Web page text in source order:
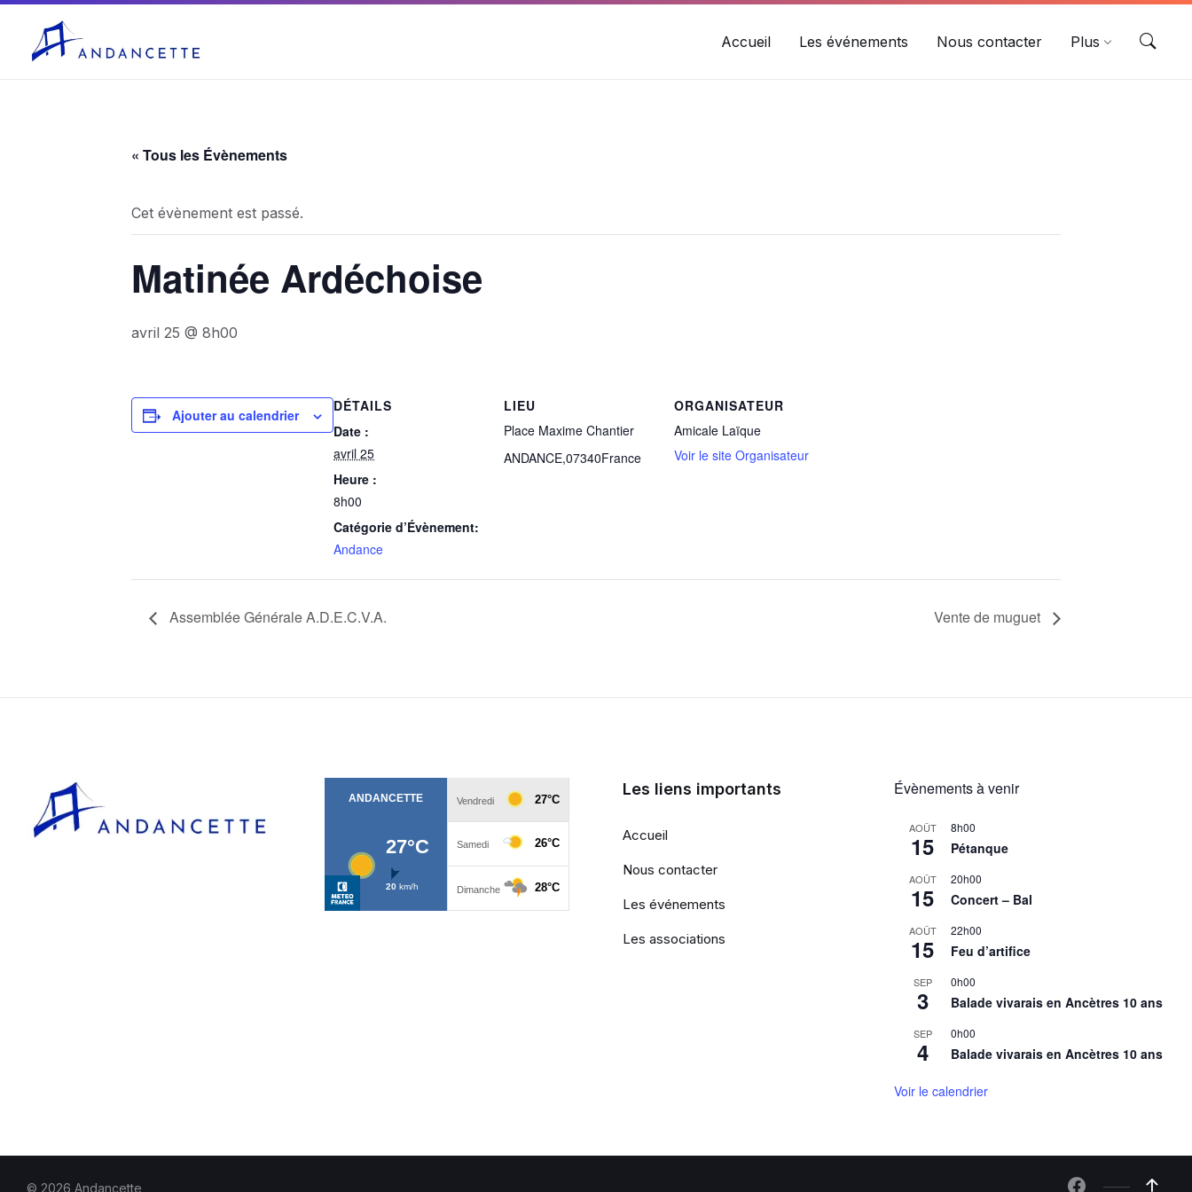
Accueil Les événements Nous contacter Plus
« Tous les Évènements
Cet évènement est passé.
Matinée Ardéchoise
avril 25 @ 8h00
Ajouter au calendrier
DÉTAILS
Date :
avril 25
Heure :
8h00
Catégorie d’Évènement:
Andance
LIEU
Place Maxime Chantier
ANDANCE,07340France
ORGANISATEUR
Amicale Laïque
Voir le site Organisateur
Assemblée Générale A.D.E.C.V.A. Vente de muguet
Les liens importants
Accueil
Nous contacter
Les événements
Les associations
Évènements à venir
AOÛT
15
8h00
Pétanque
AOÛT
15
20h00
Concert – Bal
AOÛT
15
22h00
Feu d’artifice
SEP
3
0h00
Balade vivarais en Ancètres 10 ans
SEP
4
0h00
Balade vivarais en Ancètres 10 ans
Voir le calendrier
© 2026 Andancette